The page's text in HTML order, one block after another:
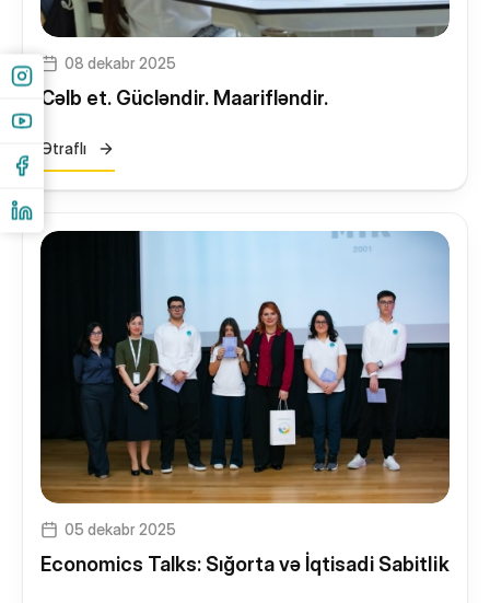
08 dekabr 2025
Cəlb et. Gücləndir. Maarifləndir.
Ətraflı
05 dekabr 2025
Economics Talks: Sığorta və İqtisadi Sabitlik